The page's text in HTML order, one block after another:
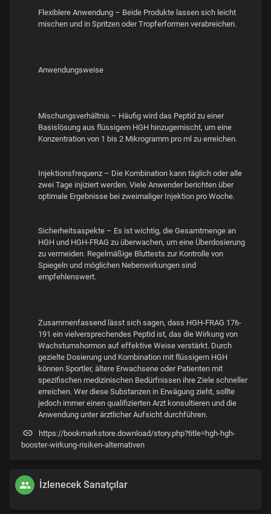
Flexiblere Anwendung – Beide Produkte lassen sich leicht
mischen und in Spritzen oder Tropferformen verabreichen.
Anwendungsweise
Mischungsverhältnis – Häufig wird das Peptid zu einer
Basislösung aus flüssigem HGH hinzugemischt, um eine
Konzentration von 1 bis 2 Mikrogramm pro ml zu erreichen.
Injektionsfrequenz – Die Kombination kann täglich oder alle
zwei Tage injiziert werden. Viele Anwender berichten über
optimale Ergebnisse bei zweimaliger Injektion pro Woche.
Sicherheitsaspekte – Es ist wichtig, die Gesamtmenge an
HGH und HGH-FRAG zu überwachen, um eine Überdosierung
zu vermeiden. Regelmäßige Bluttests zur Kontrolle von
Spiegeln und möglichen Nebenwirkungen sind
empfehlenswert.
Zusammenfassend lässt sich sagen, dass HGH-FRAG 176-
191 ein vielversprechendes Peptid ist, das die Wirkung von
Wachstumshormon auf effektive Weise verstärkt. Durch
gezielte Dosierung und Kombination mit flüssigem HGH
können Sportler, ältere Erwachsene oder Patienten mit
spezifischen medizinischen Bedürfnissen ihre Ziele schneller
erreichen. Wer diese Substanzen in Erwägung zieht, sollte
jedoch immer einen qualifizierten Arzt konsultieren und die
Anwendung unter ärztlicher Aufsicht durchführen.
https://bookmarkstore.download/story.php?title=hgh-hgh-
booster-wirkung-risiken-alternativen
İzlenecek Sanatçılar